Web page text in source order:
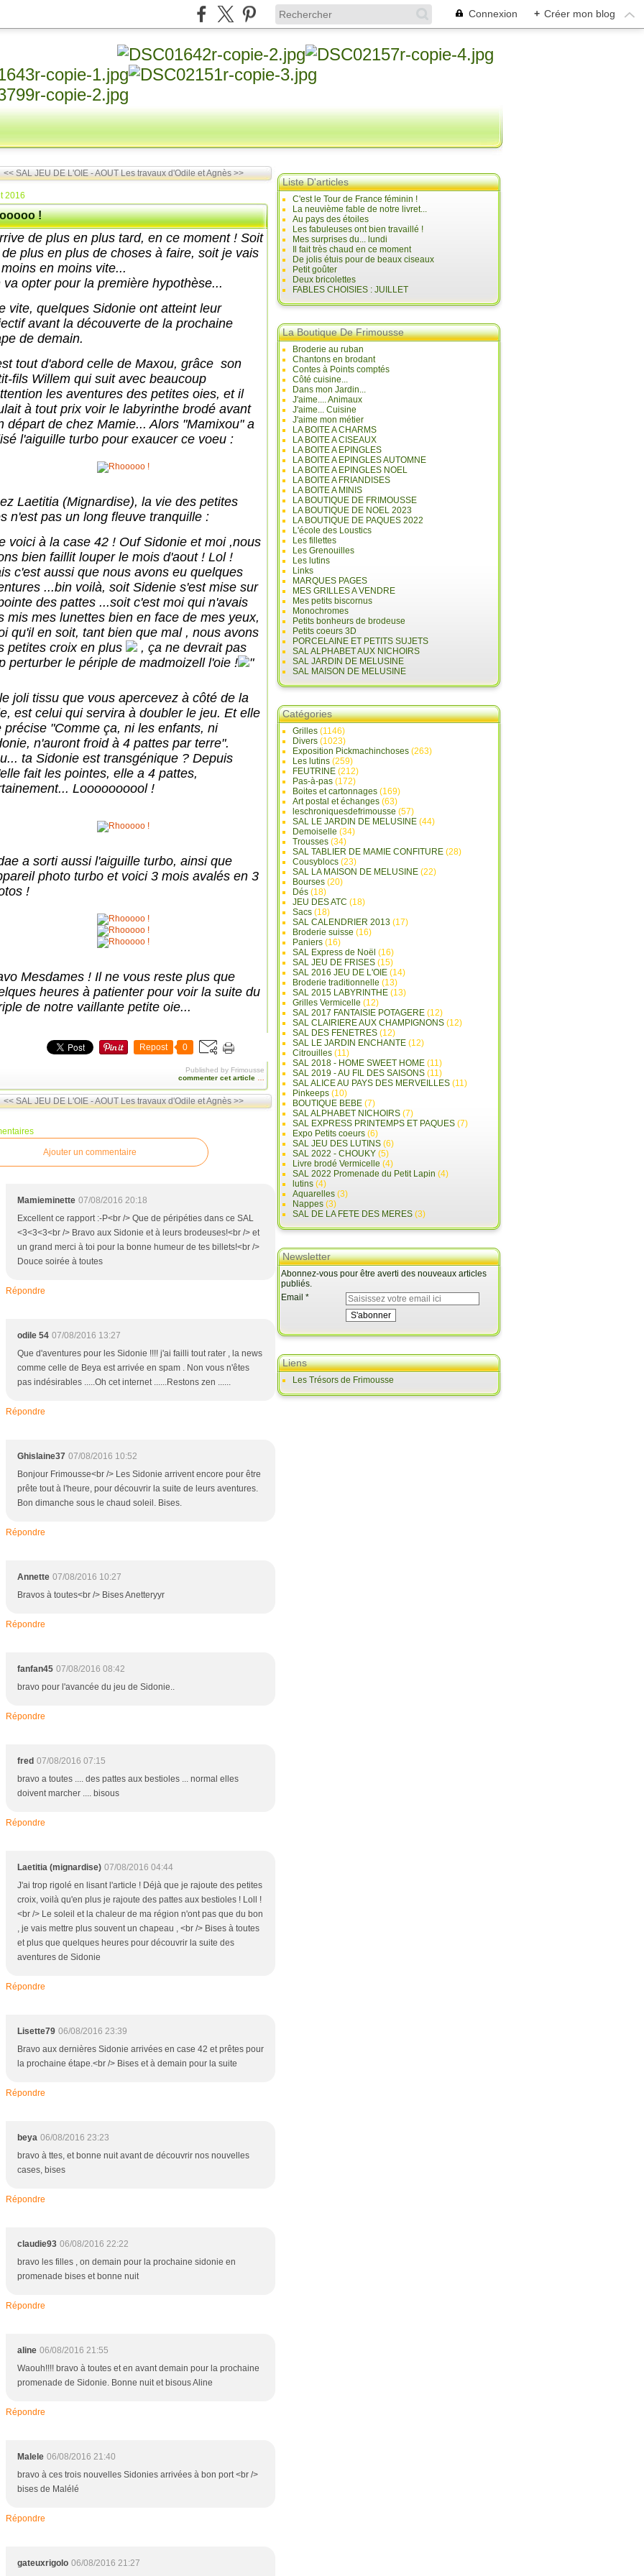
Connexion + Créer mon blog
<< SAL JEU DE L'OIE - AOUT Les travaux d'Odile et Agnès >>
2016
!
de plus en plus tard, en ce moment ! Soit
plus en plus de choses à faire, soit je vais
en moins vite...
va opter pour la première hypothèse...
vite, quelques Sidonie ont atteint leur
avant la découverte de la prochaine
de demain.
tout d'abord celle de Maxou, grâce son
fils Willem qui suit avec beaucoup
les aventures des petites oies, et il
à tout prix voir le labyrinthe brodé avant
départ de chez Mamie... Alors "Mamixou" a
l'aiguille turbo pour exaucer ce voeu :
Laetitia (Mignardise), la vie des petites
n'est pas un long fleuve tranquille :
voici à la case 42 ! Ouf Sidonie et moi ,nous
bien faillit louper le mois d'aout ! Lol !
c'est aussi que nous avons eu quelques
...bin voilà, soit Sidenie s'est mise sur
des pattes ...soit c'est moi qui n'avais
mis mes lunettes bien en face de mes yeux,
qu'il en soit, tant bien que mal , nous avons
petites croix en plus
, ça ne devrait pas
perturber le périple de madmoizell l'oie !
"
joli tissu que vous apercevez à côté de la
est celui qui servira à doubler le jeu. Et elle
précise "Comme ça, ni les enfants, ni
n'auront froid à 4 pattes par terre".
ta Sidonie est transgénique ? Depuis
fait les pointes, elle a 4 pattes,
Loooooooool !
a sorti aussi l'aiguille turbo, ainsi que
photo turbo et voici 3 mois avalés en 3
!
Mesdames ! Il ne vous reste plus que
heures à patienter pour voir la suite du
de notre vaillante petite oie...
Repost 0
Published by Frimousse
commenter cet article
<< SAL JEU DE L'OIE - AOUT Les travaux d'Odile et Agnès >>
Ajouter un commentaire
Mamieminette 07/08/2016 20:18
Excellent ce rapport :-P<br /> Que de péripéties dans ce SAL
<3<3<3<br /> Bravo aux Sidonie et à leurs brodeuses!<br /> et
un grand merci à toi pour la bonne humeur de tes billets!<br />
Douce soirée à toutes
Répondre
odile 54 07/08/2016 13:27
Que d'aventures pour les Sidonie !!!! j'ai failli tout rater , la news
comme celle de Beya est arrivée en spam . Non vous n'êtes
pas indésirables .....Oh cet internet ......Restons zen ......
Répondre
Ghislaine37 07/08/2016 10:52
Bonjour Frimousse<br /> Les Sidonie arrivent encore pour être
prête tout à l'heure, pour découvrir la suite de leurs aventures.
Bon dimanche sous le chaud soleil. Bises.
Répondre
Annette 07/08/2016 10:27
Bravos à toutes<br /> Bises Anetteryyr
Répondre
fanfan45 07/08/2016 08:42
bravo pour l'avancée du jeu de Sidonie..
Répondre
fred 07/08/2016 07:15
bravo a toutes .... des pattes aux bestioles ... normal elles
doivent marcher .... bisous
Répondre
Laetitia (mignardise) 07/08/2016 04:44
J'ai trop rigolé en lisant l'article ! Déjà que je rajoute des petites
croix, voilà qu'en plus je rajoute des pattes aux bestioles ! Loll !
<br /> Le soleil et la chaleur de ma région n'ont pas que du bon
, je vais mettre plus souvent un chapeau , <br /> Bises à toutes
et plus que quelques heures pour découvrir la suite des
aventures de Sidonie
Répondre
Lisette79 06/08/2016 23:39
Bravo aux dernières Sidonie arrivées en case 42 et prêtes pour
la prochaine étape.<br /> Bises et à demain pour la suite
Répondre
beya 06/08/2016 23:23
bravo à ttes, et bonne nuit avant de découvrir nos nouvelles
cases, bises
Répondre
claudie93 06/08/2016 22:22
bravo les filles , on demain pour la prochaine sidonie en
promenade bises et bonne nuit
Répondre
aline 06/08/2016 21:55
Waouh!!!! bravo à toutes et en avant demain pour la prochaine
promenade de Sidonie. Bonne nuit et bisous Aline
Répondre
Malele 06/08/2016 21:40
bravo à ces trois nouvelles Sidonies arrivées à bon port <br />
bises de Malélé
Répondre
gateuxrigolo 06/08/2016 21:27
Liste D'articles
C'est le Tour de France féminin !
La neuvième fable de notre livret...
Au pays des étoiles
Les fabuleuses ont bien travaillé !
Mes surprises du... lundi
Il fait très chaud en ce moment
De jolis étuis pour de beaux ciseaux
Petit goûter
Deux bricolettes
FABLES CHOISIES : JUILLET
La Boutique De Frimousse
Broderie au ruban
Chantons en brodant
Contes à Points comptés
Côté cuisine...
Dans mon Jardin...
J'aime.... Animaux
J'aime... Cuisine
J'aime mon métier
LA BOITE A CHARMS
LA BOITE A CISEAUX
LA BOITE A EPINGLES
LA BOITE A EPINGLES AUTOMNE
LA BOITE A EPINGLES NOEL
LA BOITE A FRIANDISES
LA BOITE A MINIS
LA BOUTIQUE DE FRIMOUSSE
LA BOUTIQUE DE NOEL 2023
LA BOUTIQUE DE PAQUES 2022
L'école des Loustics
Les fillettes
Les Grenouilles
Les lutins
Links
MARQUES PAGES
MES GRILLES A VENDRE
Mes petits biscornus
Monochromes
Petits bonheurs de brodeuse
Petits coeurs 3D
PORCELAINE ET PETITS SUJETS
SAL ALPHABET AUX NICHOIRS
SAL JARDIN DE MELUSINE
SAL MAISON DE MELUSINE
Catégories
Grilles (1146)
Divers (1023)
Exposition Pickmachinchoses (263)
Les lutins (259)
FEUTRINE (212)
Pas-à-pas (172)
Boites et cartonnages (169)
Art postal et échanges (63)
leschroniquesdefrimousse (57)
SAL LE JARDIN DE MELUSINE (44)
Demoiselle (34)
Trousses (34)
SAL TABLIER DE MAMIE CONFITURE (28)
Cousyblocs (23)
SAL LA MAISON DE MELUSINE (22)
Bourses (20)
Dés (18)
JEU DES ATC (18)
Sacs (18)
SAL CALENDRIER 2013 (17)
Broderie suisse (16)
Paniers (16)
SAL Express de Noël (16)
SAL JEU DE FRISES (15)
SAL 2016 JEU DE L'OIE (14)
Broderie traditionnelle (13)
SAL 2015 LABYRINTHE (13)
Grilles Vermicelle (12)
SAL 2017 FANTAISIE POTAGERE (12)
SAL CLAIRIERE AUX CHAMPIGNONS (12)
SAL DES FENETRES (12)
SAL LE JARDIN ENCHANTE (12)
Citrouilles (11)
SAL 2018 - HOME SWEET HOME (11)
SAL 2019 - AU FIL DES SAISONS (11)
SAL ALICE AU PAYS DES MERVEILLES (11)
Pinkeeps (10)
BOUTIQUE BEBE (7)
SAL ALPHABET NICHOIRS (7)
SAL EXPRESS PRINTEMPS ET PAQUES (7)
Expo Petits coeurs (6)
SAL JEU DES LUTINS (6)
SAL 2022 - CHOUKY (5)
Livre brodé Vermicelle (4)
SAL 2022 Promenade du Petit Lapin (4)
lutins (4)
Aquarelles (3)
Nappes (3)
SAL DE LA FETE DES MERES (3)
Newsletter
Abonnez-vous pour être averti des nouveaux articles
publiés.
Email
Liens
Les Trésors de Frimousse